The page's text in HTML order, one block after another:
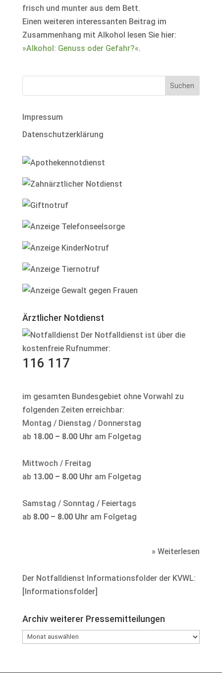
frisch und munter aus dem Bett.
Einen weiteren interessanten Beitrag im
Zusammenhang mit Alkohol lesen Sie hier:
»Alkohol: Genuss oder Gefahr?«.
Impressum
Datenschutzerklärung
Ärztlicher Notdienst
Der Notfalldienst ist über die
kostenfreie Rufnummer:
116 117
im gesamten Bundesgebiet ohne Vorwahl zu
folgenden Zeiten erreichbar:
Montag / Dienstag / Donnerstag
ab 18.00 – 8.00 Uhr am Folgetag
Mittwoch / Freitag
ab 13.00 – 8.00 Uhr am Folgetag
Samstag / Sonntag / Feiertags
ab 8.00 – 8.00 Uhr am Folgetag
» Weiterlesen
Der Notfalldienst Informationsfolder der KVWL:
[Informationsfolder]
Archiv weiterer Pressemitteilungen
Archiv